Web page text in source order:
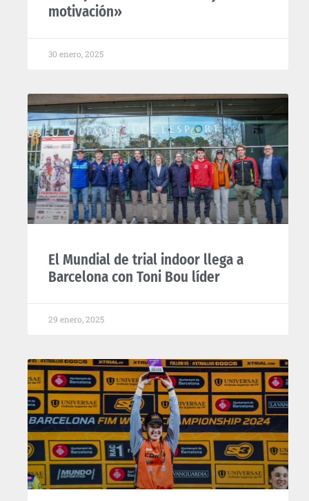
motivación»
30 enero, 2025
El Mundial de trial indoor llega a
Barcelona con Toni Bou líder
29 enero, 2025